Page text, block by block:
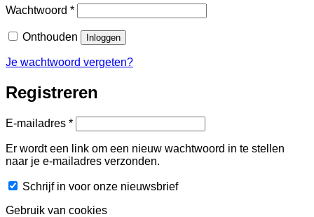
Wachtwoord *Vereist
Onthouden Inloggen
Je wachtwoord vergeten?
Registreren
E-mailadres *Vereist
Er wordt een link om een nieuw wachtwoord in te stellen
naar je e-mailadres verzonden.
Schrijf in voor onze nieuwsbrief
Gebruik van cookies